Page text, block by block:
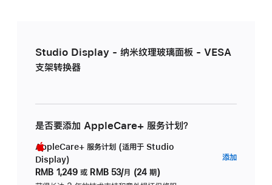
Studio Display - 纳米纹理玻璃面板 - VESA
支架转换器
是否要添加 AppleCare+ 服务计划？
AppleCare+ 服务计划 (适用于 Studio
Display)
RMB 1,249 或 RMB 53/月 (24 期)
添加